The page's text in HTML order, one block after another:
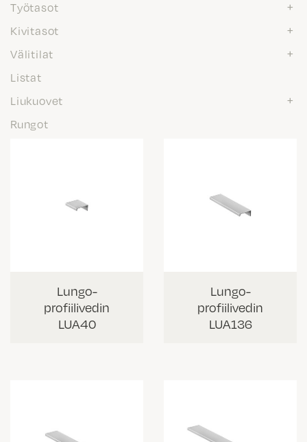
Työtasot
Kivitasot
Välitilat
Listat
Liukuovet
Rungot
Lungo-
profiilivedin
LUA40
Lungo-
profiilivedin
LUA136